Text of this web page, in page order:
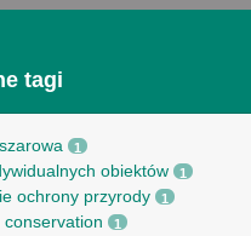
tagi
1
obiektów 1
ochrony przyrody 1
1